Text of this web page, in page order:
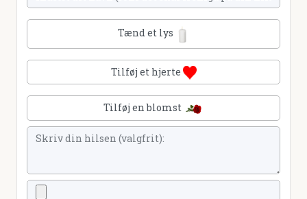
Tænd et lys
Tilføj et hjerte
Tilføj en blomst